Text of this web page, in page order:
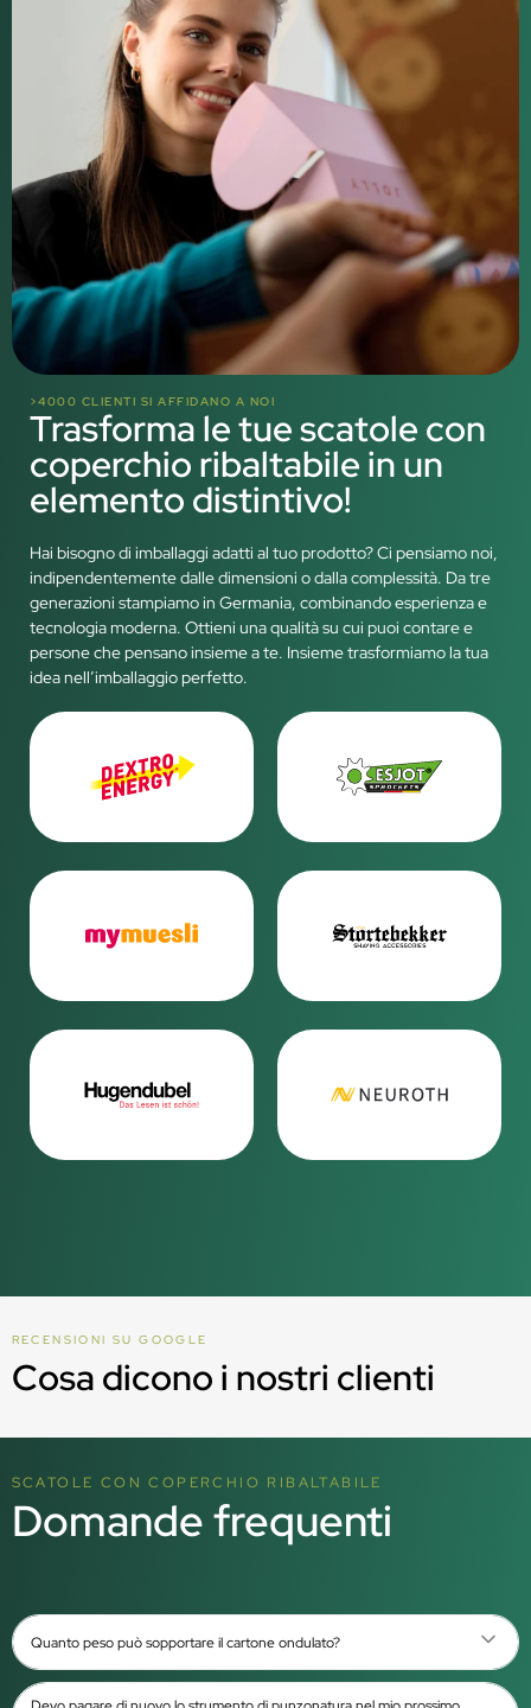
>4000 CLIENTI SI AFFIDANO A NOI
Trasforma le tue scatole con
coperchio ribaltabile in un
elemento distintivo!
Hai bisogno di imballaggi adatti al tuo prodotto? Ci pensiamo noi,
indipendentemente dalle dimensioni o dalla complessità. Da tre
generazioni stampiamo in Germania, combinando esperienza e
tecnologia moderna. Ottieni una qualità su cui puoi contare e
persone che pensano insieme a te. Insieme trasformiamo la tua
idea nell’imballaggio perfetto.
RECENSIONI SU GOOGLE
Cosa dicono i nostri clienti
SCATOLE CON COPERCHIO RIBALTABILE
Domande frequenti
Quanto peso può sopportare il cartone ondulato?